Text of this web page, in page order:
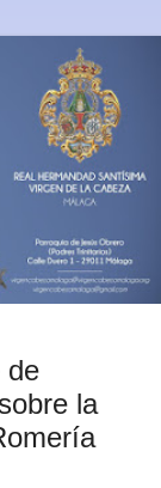
de
la